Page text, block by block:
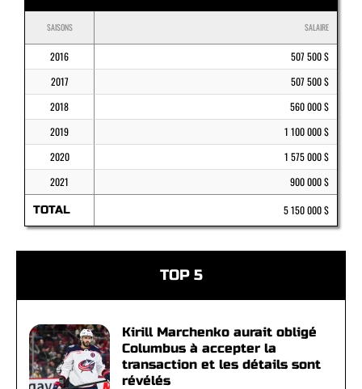
SAISONS SALAIRE
2016
507 500 $
2017
507 500 $
2018
560 000 $
2019
1 100 000 $
2020
1 575 000 $
2021
900 000 $
TOTAL 5 150 000 $
TOP 5
Kirill Marchenko aurait obligé
Columbus à accepter la
transaction et les détails sont
révélés